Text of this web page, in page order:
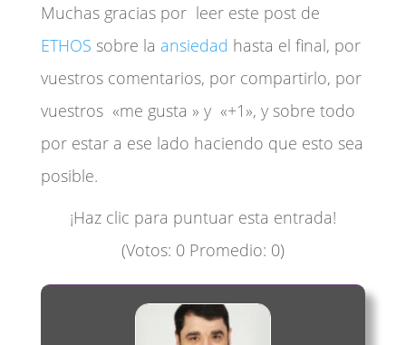
Muchas gracias por leer este post de
ETHOS sobre la ansiedad hasta el final, por
vuestros comentarios, por compartirlo, por
vuestros «me gusta » y «+1», y sobre todo
por estar a ese lado haciendo que esto sea
posible.
¡Haz clic para puntuar esta entrada!
(Votos: 0Promedio: 0)